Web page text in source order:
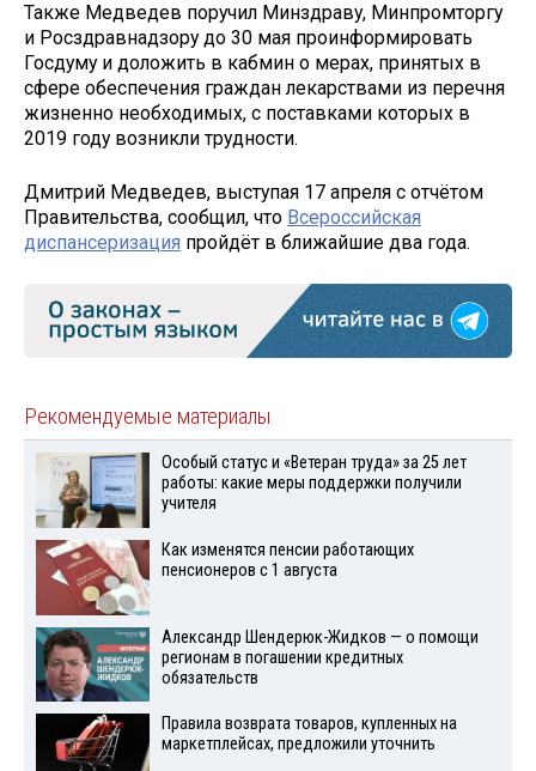
Также Медведев поручил Минздраву, Минпромторгу
и Росздравнадзору до 30 мая проинформировать
Госдуму и доложить в кабмин о мерах, принятых в
сфере обеспечения граждан лекарствами из перечня
жизненно необходимых, с поставками которых в
2019 году возникли трудности.
Дмитрий Медведев, выступая 17 апреля с отчётом
Правительства, сообщил, что Всероссийская
диспансеризация пройдёт в ближайшие два года.
Рекомендуемые материалы
Особый статус и «Ветеран труда» за 25 лет
работы: какие меры поддержки получили
учителя
Как изменятся пенсии работающих
пенсионеров с 1 августа
Александр Шендерюк-Жидков — о помощи
регионам в погашении кредитных
обязательств
Правила возврата товаров, купленных на
маркетплейсах, предложили уточнить